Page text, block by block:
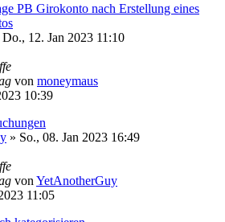
PB Girokonto nach Erstellung eines
Do., 12. Jan 2023 11:10
von moneymaus
10:39
» So., 08. Jan 2023 16:49
von YetAnotherGuy
11:05